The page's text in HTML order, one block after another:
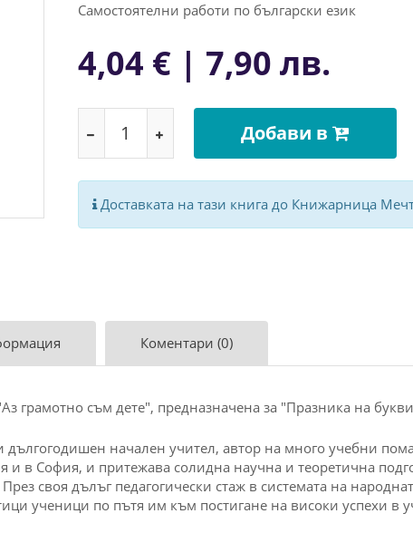
Самостоятелни работи по български език
4,04 € | 7,90 лв.
Добави в
Доставката на тази книга до Книжарница
Коментари (0)
грамотно съм дете", предназначена за "Празника на
начален учител, автор на много учебни
в София, и притежава солидна научна и теоретична
своя дълъг педагогически стаж в системата на
ученици по пътя им към постигане на високи успехи в